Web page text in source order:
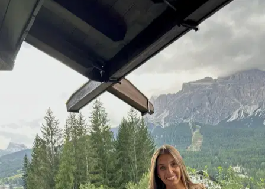
11. Rebecca Oian
Nuovo